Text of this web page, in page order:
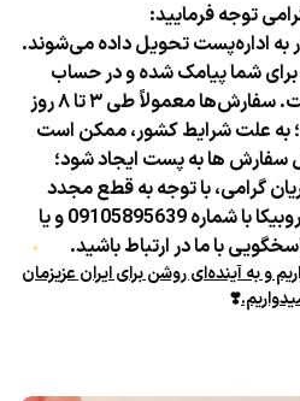
توجه فرمایید:
هر ۴ روز یک‌بار به اداره‌پست تحویل داده می‌شوند.
شما پیامک شده و در حساب
کاربری‌تان قابل مشاهده است. سفارش‌ها معمولاً طی ۳ تا ۸ روز
به علت شرایط کشور، ممکن است
سفارش ها به پست ایجاد شود؛
گرامی، با توجه به قطع مجدد
اینترنت از طریق پیام‌رسان روبیکا با شماره 09105895639 و یا
با ما در ارتباط باشید.
و به آینده‌ای روشن برای ایران عزیزمان
❣️